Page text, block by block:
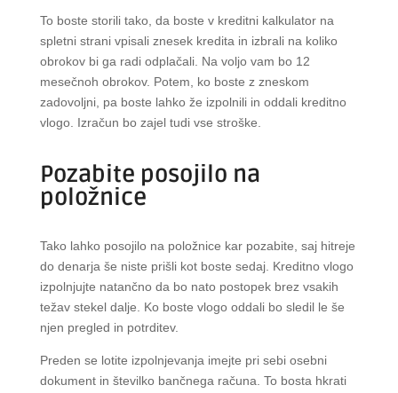
To boste storili tako, da boste v kreditni kalkulator na
spletni strani vpisali znesek kredita in izbrali na koliko
obrokov bi ga radi odplačali. Na voljo vam bo 12
mesečnoh obrokov. Potem, ko boste z zneskom
zadovoljni, pa boste lahko že izpolnili in oddali kreditno
vlogo. Izračun bo zajel tudi vse stroške.
Pozabite posojilo na
položnice
Tako lahko posojilo na položnice kar pozabite, saj hitreje
do denarja še niste prišli kot boste sedaj. Kreditno vlogo
izpolnjujte natančno da bo nato postopek brez vsakih
težav stekel dalje. Ko boste vlogo oddali bo sledil le še
njen pregled in potrditev.
Preden se lotite izpolnjevanja imejte pri sebi osebni
dokument in številko bančnega računa. To bosta hkrati